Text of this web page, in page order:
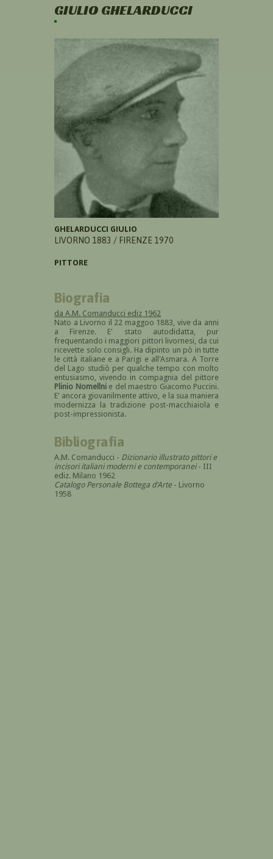
GIULIO GHELARDUCCI
GHELARDUCCI GIULIO
LIVORNO 1883 / FIRENZE 1970
PITTORE
Biografia
da A.M. Comanducci ediz 1962
Nato a Livorno il 22 maggoo 1883, vive da anni
a Firenze. E' stato autodidatta, pur
frequentando i maggiori pittori livornesi, da cui
ricevette solo consigli. Ha dipinto un pò in tutte
le città italiane e a Parigi e all'Asmara. A Torre
del Lago studiò per qualche tempo con molto
entusiasmo, vivendo in compagnia del pittore
Plinio Nomellnie del maestro Giacomo Puccini.
E' ancora giovanilmente attivo, e la sua maniera
modernizza la tradizione post-macchiaiola e
post-impressionista.
Bibliografia
A.M. Comanducci - Dizionario illustrato pittori e
incisori italiani moderni e contemporanei- III
ediz. Milano 1962
Catalogo Personale Bottega d'Arte - Livorno
1958